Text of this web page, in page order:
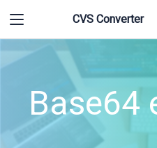
CVS Converter
Base64